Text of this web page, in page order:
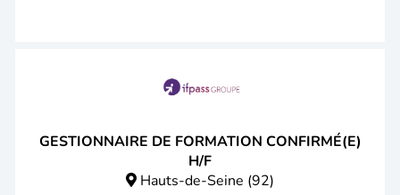
GESTIONNAIRE DE FORMATION CONFIRMÉ(E)
H/F
Hauts-de-Seine (92)